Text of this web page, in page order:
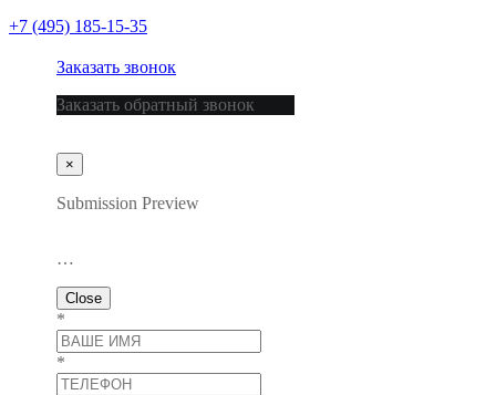
+7 (495) 185-15-35
Заказать звонок
Заказать обратный звонок
×
Submission Preview
…
Close
*
*